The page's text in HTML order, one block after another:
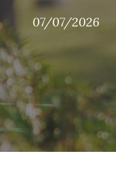
07/07/2026